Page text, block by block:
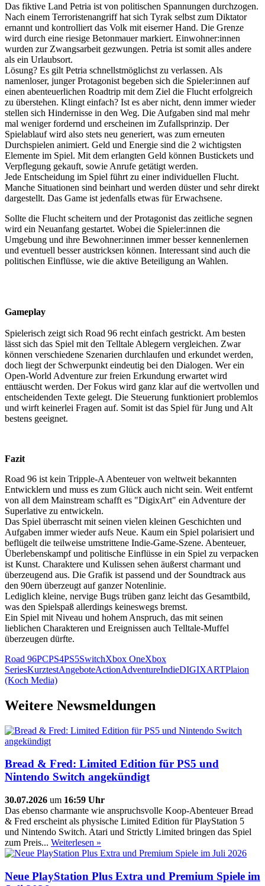
Das fiktive Land Petria ist von politischen Spannungen durchzogen.
Nach einem Terroristenangriff hat sich Tyrak selbst zum Diktator
ernannt und kontrolliert das Volk mit eiserner Hand. Die Grenze
wird durch eine riesige Betonmauer markiert. Einwohner:innen
wurden zur Zwangsarbeit gezwungen. Petria ist somit alles andere
als ein Urlaubsort.
Lösung? Es gilt Petria schnellstmöglichst zu verlassen. Als
namenloser, junger Protagonist begeben sich die Spieler:innen auf
einen abenteuerlichen Roadtrip mit dem Ziel die Flucht erfolgreich
zu überstehen. Klingt einfach? Ist es aber nicht, denn immer wieder
stellen sich Hindernisse in den Weg. Die Aufgaben sind mal mehr
mal weniger fordernd und erscheinen im Zufallsprinzip. Der
Spielablauf wird also stets neu generiert, was zum erneuten
Durchspielen animiert. Geld und Energie sind die 2 wichtigsten
Elemente im Spiel. Mit dem erlangten Geld können Bustickets und
Verpflegung gekauft, sowie Anrufe getätigt werden.
Jede Entscheidung im Spiel führt zu einer individuellen Flucht.
Manche Situationen sind beinhart und werden düster und sehr direkt
dargestellt. Das Game ist jedenfalls etwas für Erwachsene.
Sollte die Flucht scheitern und der Protagonist das zeitliche segnen
wird ein Neuanfang gestartet. Wobei die Spieler:innen die
Umgebung und ihre Bewohner:innen immer besser kennenlernen
und eventuell besser austricksen können. Interessant sind auch die
politischen Einflüsse, wie die aktive Beteiligung an Wahlen.
Gameplay
Spielerisch zeigt sich Road 96 recht einfach gestrickt. Am besten
lässt sich das Spiel mit den Telltale Ablegern vergleichen. Zwar
können verschiedene Szenarien durchlaufen und erkundet werden,
doch liegt der Schwerpunkt eindeutig bei den Dialogen. Wer ein
Open-World Adventure zur freien Erkundung erwartet wird
enttäuscht werden. Der Fokus wird ganz klar auf die wertvollen und
entscheidenden Texte gelegt. Die Steuerung funktioniert problemlos
und wirft keinerlei Fragen auf. Somit ist das Spiel für Jung und Alt
bestens geeignet.
Fazit
Road 96 ist kein Tripple-A Abenteuer von weltweit bekannten
Entwicklern und muss es zum Glück auch nicht sein. Weit entfernt
von all dem Mainstream schafft es "DigixArt" ein Adventure der
Superlative zu entwickeln.
Das Spiel überrascht mit seinen vielen kleinen Geschichten und
Aufgaben immer wieder aufs Neue. Kaum ein Spiel polarisiert und
beflügelt die teilweise umstrittene Indie-Game-Szene. Abenteuer,
Überlebenskampf und politische Einflüsse in ein Spiel zu verpacken
ist Kunst. Charaktere und Kulissen sehen äußerst charmant und
überzeugend aus. Die Grafik ist passend und der Soundtrack aus
den 90ern überzeugt auf ganzer Notenlinie.
Lediglich kleine, nervige Bugs trüben ganz leicht das Gesamtbild,
was den Spielspaß allerdings keineswegs bremst.
Ein Spiel mit Niveau und hohem Anspruch, das mit seinen
lieblichen Charakteren und Ereignissen auch Telltale-Muffel
überzeugen dürfte.
Road 96PCPS4PS5SwitchXbox OneXbox
SeriesKurztestAngeboteActionAdventureIndieDIGIXARTPlaion
(Koch Media)
Weitere Newsmeldungen
Bread & Fred: Limited Edition für PS5 und
Nintendo Switch angekündigt
30.07.2026 um 16:59 Uhr
Das ebenso charmante wie anspruchsvolle Koop-Abenteuer Bread
& Fred erscheint als physische Limited Edition für PlayStation 5
und Nintendo Switch. Atari und Strictly Limited bringen das Spiel
zum Preis... Weiterlesen »
Neue PlayStation Plus Extra und Premium Spiele im